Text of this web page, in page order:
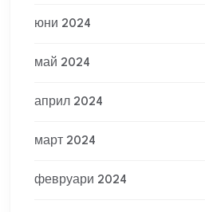
юни 2024
май 2024
април 2024
март 2024
февруари 2024